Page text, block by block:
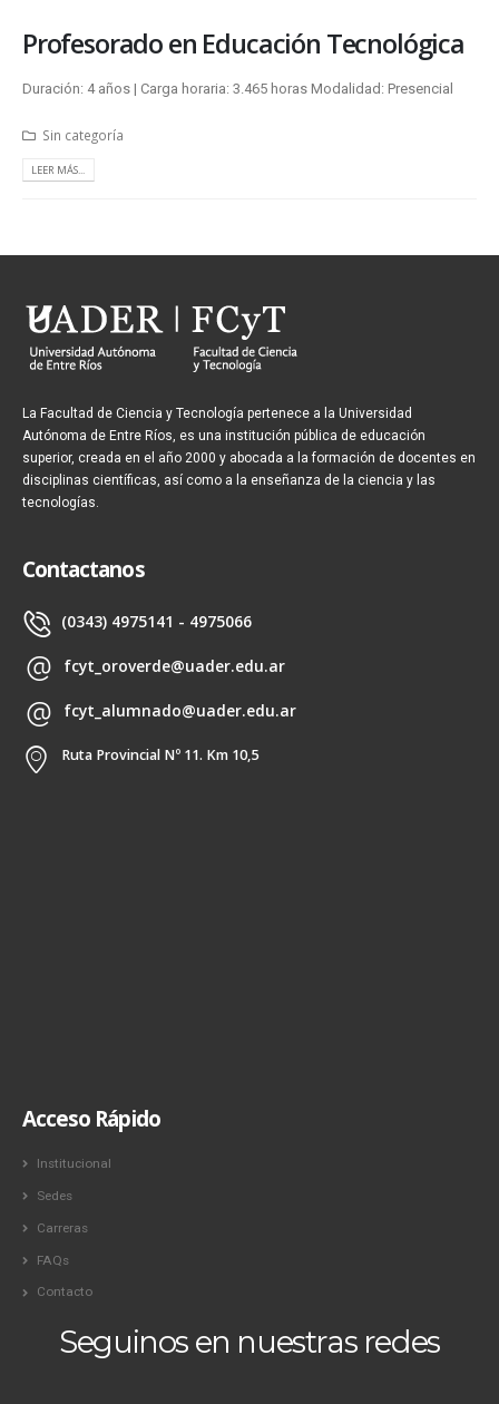
Profesorado en Educación Tecnológica
Duración: 4 años | Carga horaria: 3.465 horas Modalidad: Presencial
Sin categoría
LEER MÁS...
La Facultad de Ciencia y Tecnología pertenece a la Universidad
Autónoma de Entre Ríos, es una institución pública de educación
superior, creada en el año 2000 y abocada a la formación de docentes en
disciplinas científicas, así como a la enseñanza de la ciencia y las
tecnologías.
Contactanos
(0343) 4975141 - 4975066
fcyt_oroverde@uader.edu.ar
fcyt_alumnado@uader.edu.ar
Ruta Provincial Nº 11. Km 10,5
Acceso Rápido
Institucional
Sedes
Carreras
FAQs
Contacto
Seguinos en nuestras redes